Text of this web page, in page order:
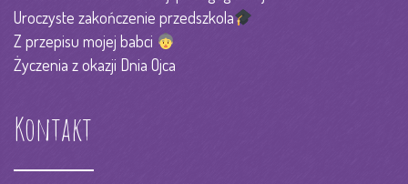
Uroczyste zakończenie przedszkola
Z przepisu mojej babci
Życzenia z okazji Dnia Ojca
Kontakt